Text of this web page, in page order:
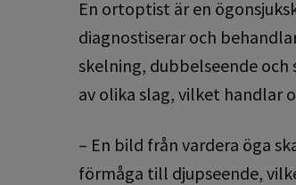
En ortoptist är en
diagnostiserar och
skelning, dubbelseende
av olika slag, vilket handlar
– En bild från vardera öga
förmåga till djupseende,